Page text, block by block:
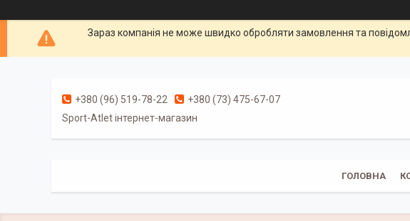
Зараз компанія не може швидко обробляти замовлення та
+380 (96) 519-78-22
+380 (73) 475-67-07
Sport-Atlet інтернет-магазин
ГОЛОВНА